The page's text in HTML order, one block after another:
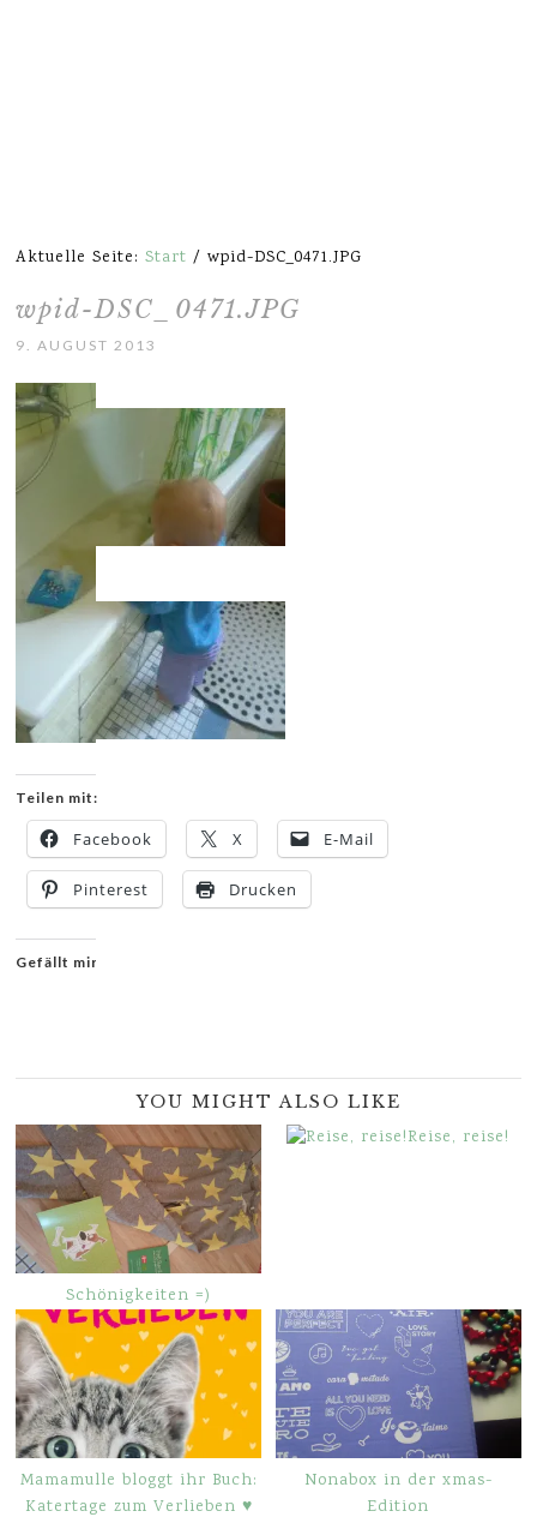
Aktuelle Seite:Start / wpid-DSC_0471.JPG
wpid-DSC_0471.JPG
9. AUGUST 2013
Teilen mit:
Facebook X E-Mail
Pinterest Drucken
Gefällt mir:
YOU MIGHT ALSO LIKE
Schönigkeiten =)
Reise, reise!
Mamamulle bloggt ihr Buch:
Katertage zum Verlieben ♥
Nonabox in der xmas-
Edition